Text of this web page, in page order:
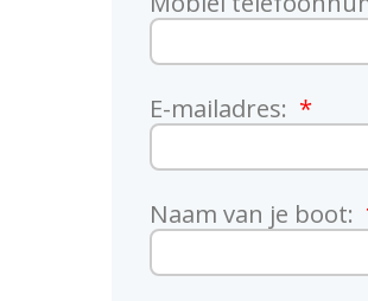
E-mailadres:
Naam van je boot: